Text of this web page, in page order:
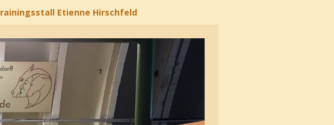
Etienne Hirschfeld